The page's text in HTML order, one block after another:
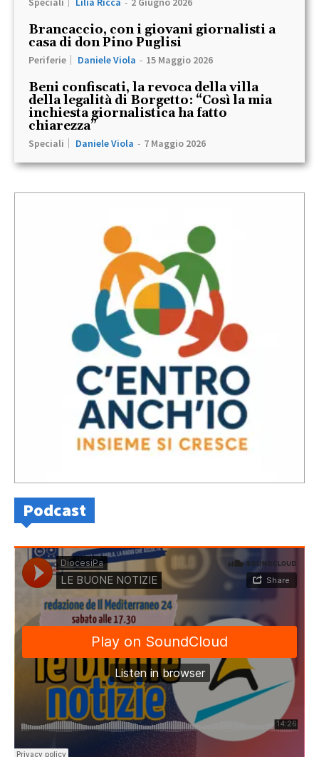
Brancaccio, con i giovani giornalisti a
casa di don Pino Puglisi
Periferie Daniele Viola - 15 Maggio 2026
Beni confiscati, la revoca della villa
della legalità di Borgetto: “Così la mia
inchiesta giornalistica ha fatto
chiarezza”
Speciali Daniele Viola - 7 Maggio 2026
Podcast